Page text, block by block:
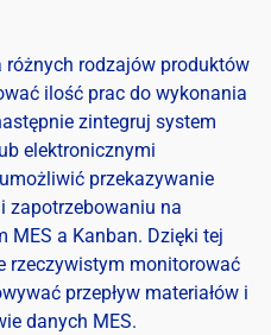
rodzajów produktów
ilość prac do wykonania
zintegruj system
elektronicznymi
przekazywanie
zapotrzebowaniu na
MES a Kanban. Dzięki tej
rzeczywistym monitorować
przepływ materiałów i
danych MES.